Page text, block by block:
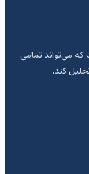
می‌تواند تمامی
کند.